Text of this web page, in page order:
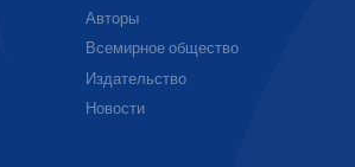
Авторы
Всемирное общество
Издательство
Новости